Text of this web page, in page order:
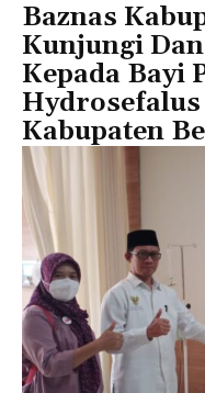
Baznas
Kunjungi
Kepada Bayi
Hydrosefalus
Kabupaten